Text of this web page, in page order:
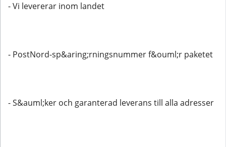
- Vi levererar inom landet
- PostNord-sp&aring;rningsnummer f&ouml;r paketet
- S&auml;ker och garanterad leverans till alla adresser